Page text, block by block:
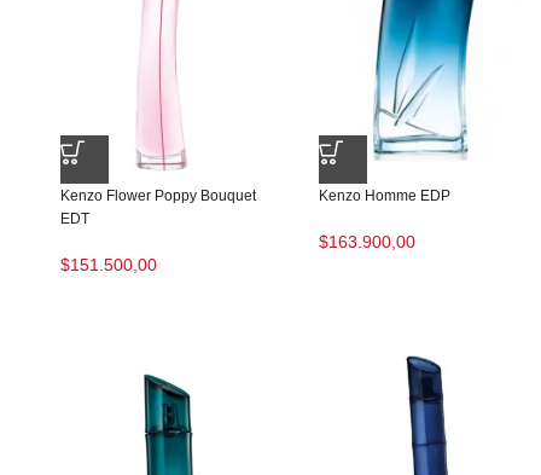
Kenzo Flower Poppy Bouquet
EDT
$151.500,00
Kenzo Homme EDP
$163.900,00